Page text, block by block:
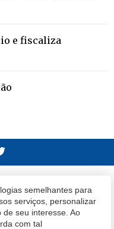
semelhantes para
serviços, personalizar
seu interesse. Ao
com tal
e fiscaliza
Privacidade